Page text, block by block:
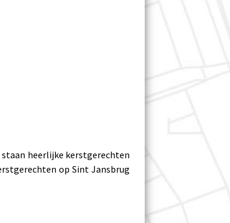
staan heerlijke kerstgerechten
op Sint Jansbrug